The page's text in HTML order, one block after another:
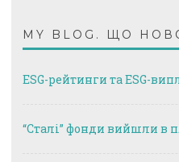
MY BLOG. ЩО
ESG-рейтинги та ESG-
“Сталі” фонди вийшли в